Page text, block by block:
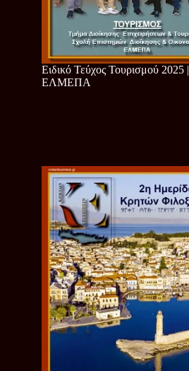
Ειδικό Τεύχος Τουρισμού 2025 |
ΕΛΜΕΠΑ